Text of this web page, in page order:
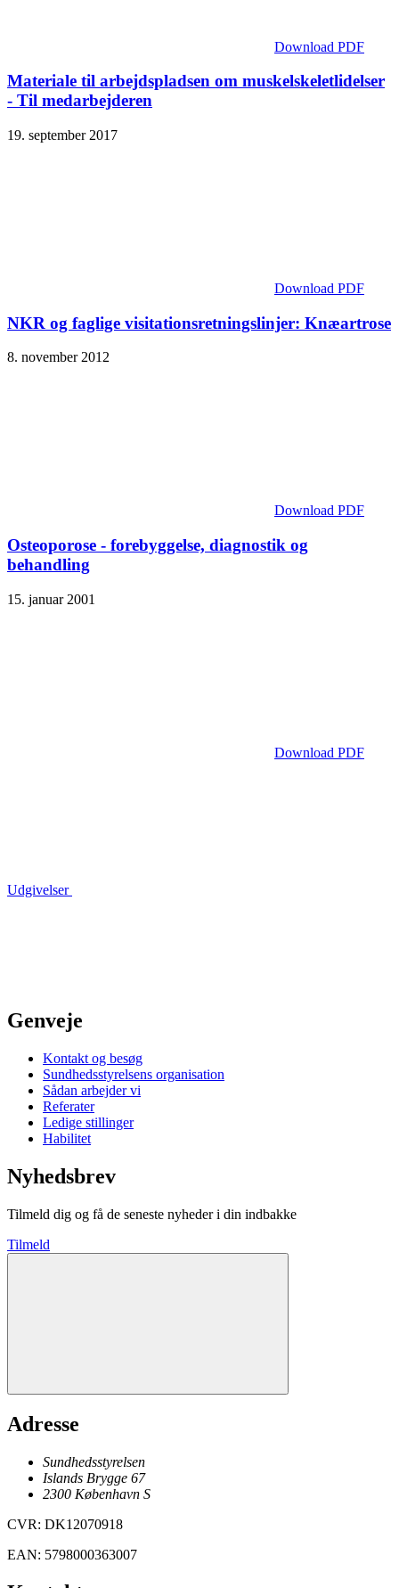
Download PDF
Materiale til arbejdspladsen om muskel­skelet­lidelser
- Til medarbejderen
19. september 2017
Download PDF
NKR og faglige visitationsretningslinjer: Knæartrose
8. november 2012
Download PDF
Osteoporose - forebyggelse, diagnostik og
behandling
15. januar 2001
Download PDF
Udgivelser
Genveje
Kontakt og besøg
Sundhedsstyrelsens organisation
Sådan arbejder vi
Referater
Ledige stillinger
Habilitet
Nyhedsbrev
Tilmeld dig og få de seneste nyheder i din indbakke
Tilmeld
Adresse
Sundhedsstyrelsen
Islands Brygge 67
2300 København S
CVR: DK12070918
EAN: 5798000363007